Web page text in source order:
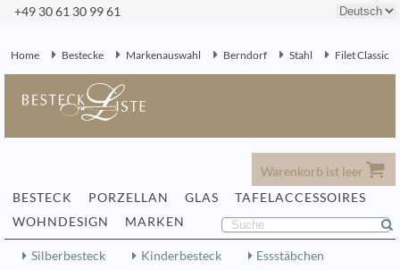
+49 30 61 30 99 61
Home Bestecke Markenauswahl Berndorf Stahl Filet Classic
Warenkorb ist leer
BESTECK
PORZELLAN GLAS
TAFELACCESSOIRES
WOHNDESIGN
MARKEN
Silberbesteck Kinderbesteck
Essstäbchen